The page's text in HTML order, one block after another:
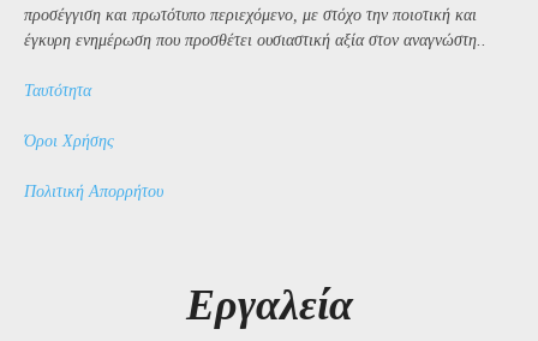
προσέγγιση και πρωτότυπο περιεχόμενο, με στόχο την ποιοτική και
έγκυρη ενημέρωση που προσθέτει ουσιαστική αξία στον αναγνώστη..
Ταυτότητα
Όροι Χρήσης
Πολιτική Απορρήτου
Εργαλεία